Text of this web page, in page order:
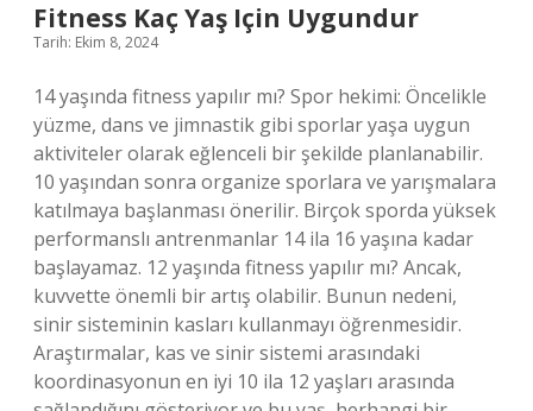
Fitness Kaç Yaş Için Uygundur
Tarih: Ekim 8, 2024
14 yaşında fitness yapılır mı? Spor hekimi: Öncelikle
yüzme, dans ve jimnastik gibi sporlar yaşa uygun
aktiviteler olarak eğlenceli bir şekilde planlanabilir.
10 yaşından sonra organize sporlara ve yarışmalara
katılmaya başlanması önerilir. Birçok sporda yüksek
performanslı antrenmanlar 14 ila 16 yaşına kadar
başlayamaz. 12 yaşında fitness yapılır mı? Ancak,
kuvvette önemli bir artış olabilir. Bunun nedeni,
sinir sisteminin kasları kullanmayı öğrenmesidir.
Araştırmalar, kas ve sinir sistemi arasındaki
koordinasyonun en iyi 10 ila 12 yaşları arasında